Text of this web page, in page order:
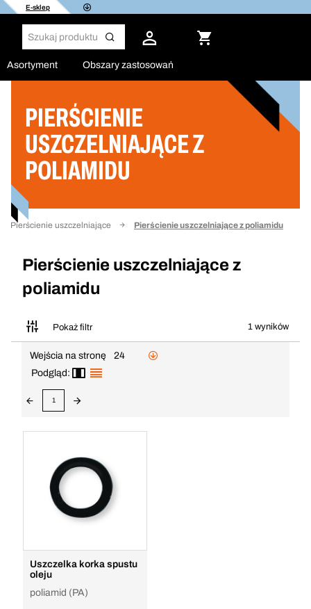
E-sklep
Asortyment Obszary zastosowań
PIERŚCIENIE
USZCZELNIAJĄCE Z
POLIAMIDU
Pierścienie uszczelniające Pierścienie uszczelniające z poliamidu
Pierścienie uszczelniające z
poliamidu
Pokaż filtr 1 wyników
Filtruj
Wejścia na stronę
24
Podgląd:
1
Uszczelka korka spustu
oleju
poliamid (PA)